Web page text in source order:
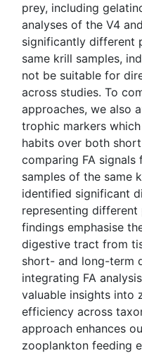
prey, including
analyses of the V4
significantly different
same krill samples,
not be suitable for
across studies. To
approaches, we also
trophic markers
habits over both
comparing FA
samples of the same
identified significant
representing different
findings emphasise
digestive tract from
short- and long-term
integrating FA
valuable insights into
efficiency across
approach enhances
zooplankton feeding